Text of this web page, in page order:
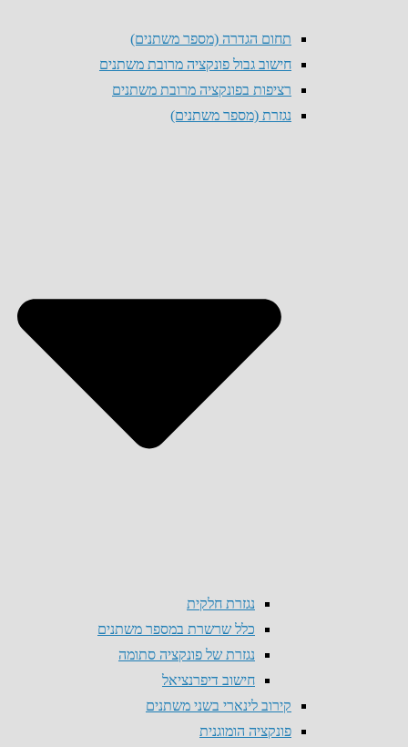
תחום הגדרה (מספר משתנים)
חישוב גבול פונקציה מרובת משתנים
רציפות בפונקציה מרובת משתנים
נגזרת (מספר משתנים)
נגזרת חלקית
כלל שרשרת במספר משתנים
נגזרת של פונקציה סתומה
חישוב דיפרנציאל
קירוב לינארי בשני משתנים
פונקציה הומוגנית